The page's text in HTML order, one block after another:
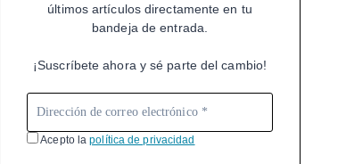
últimos artículos directamente en tu
bandeja de entrada.
¡Suscríbete ahora y sé parte del cambio!
Acepto lapolítica de privacidad